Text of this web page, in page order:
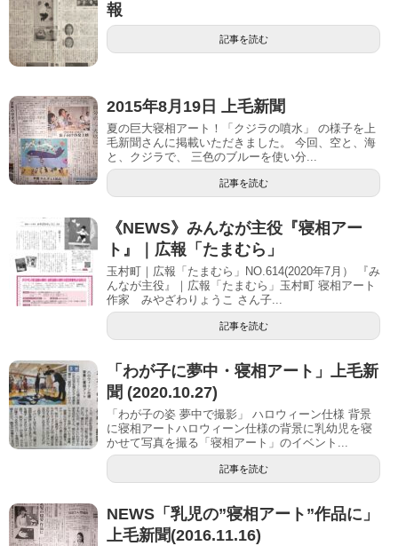
報
記事を読む
2015年8月19日 上毛新聞
夏の巨大寝相アート！「クジラの噴水」 の様子を上
毛新聞さんに掲載いただきました。 今回、空と、海
と、クジラで、 三色のブルーを使い分...
記事を読む
《NEWS》みんなが主役『寝相アー
ト』｜広報「たまむら」
玉村町｜広報「たまむら」NO.614(2020年7月） 『み
んなが主役』｜広報「たまむら」玉村町 寝相アート
作家 みやざわりょうこ さん子...
記事を読む
「わが子に夢中・寝相アート」上毛新
聞 (2020.10.27)
「わが子の姿 夢中で撮影」 ハロウィーン仕様 背景
に寝相アートハロウィーン仕様の背景に乳幼児を寝
かせて写真を撮る「寝相アート」のイベント...
記事を読む
NEWS「乳児の”寝相アート”作品に」
上毛新聞(2016.11.16)